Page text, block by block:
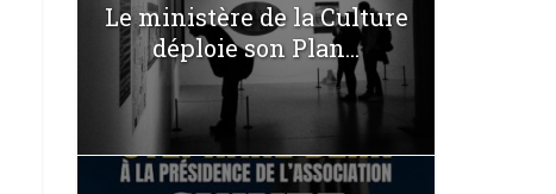
Le ministère de la Culture
déploie son Plan...